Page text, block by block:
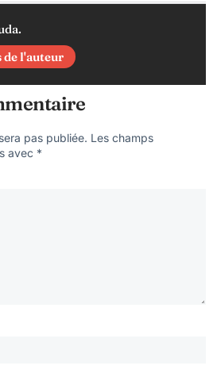
l'auteur
pas publiée. Les champs
avec *